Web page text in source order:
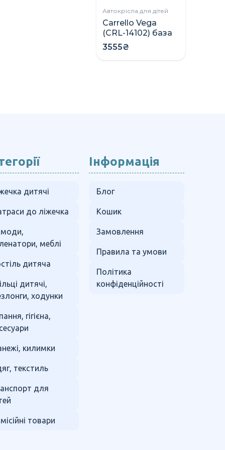
Автокрісла для дітей
Carrello Vega
(CRL-14102) база
ISOFIX для
автокрісла
3555₴
дитячі
до ліжечка
меблі
дитяча
дитячі,
ходунки
гігієна,
килимки
текстиль
для
товари
Інформація
Блог
Кошик
Замовлення
Правила та умови
Політика
конфіденційності